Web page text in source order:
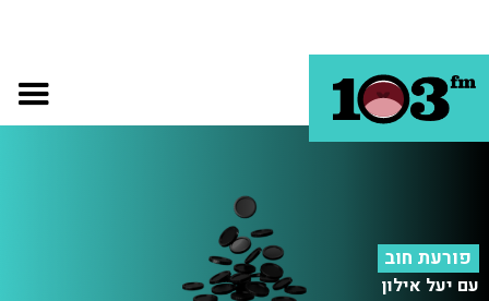
פורעת חוב
עם יעל אילון